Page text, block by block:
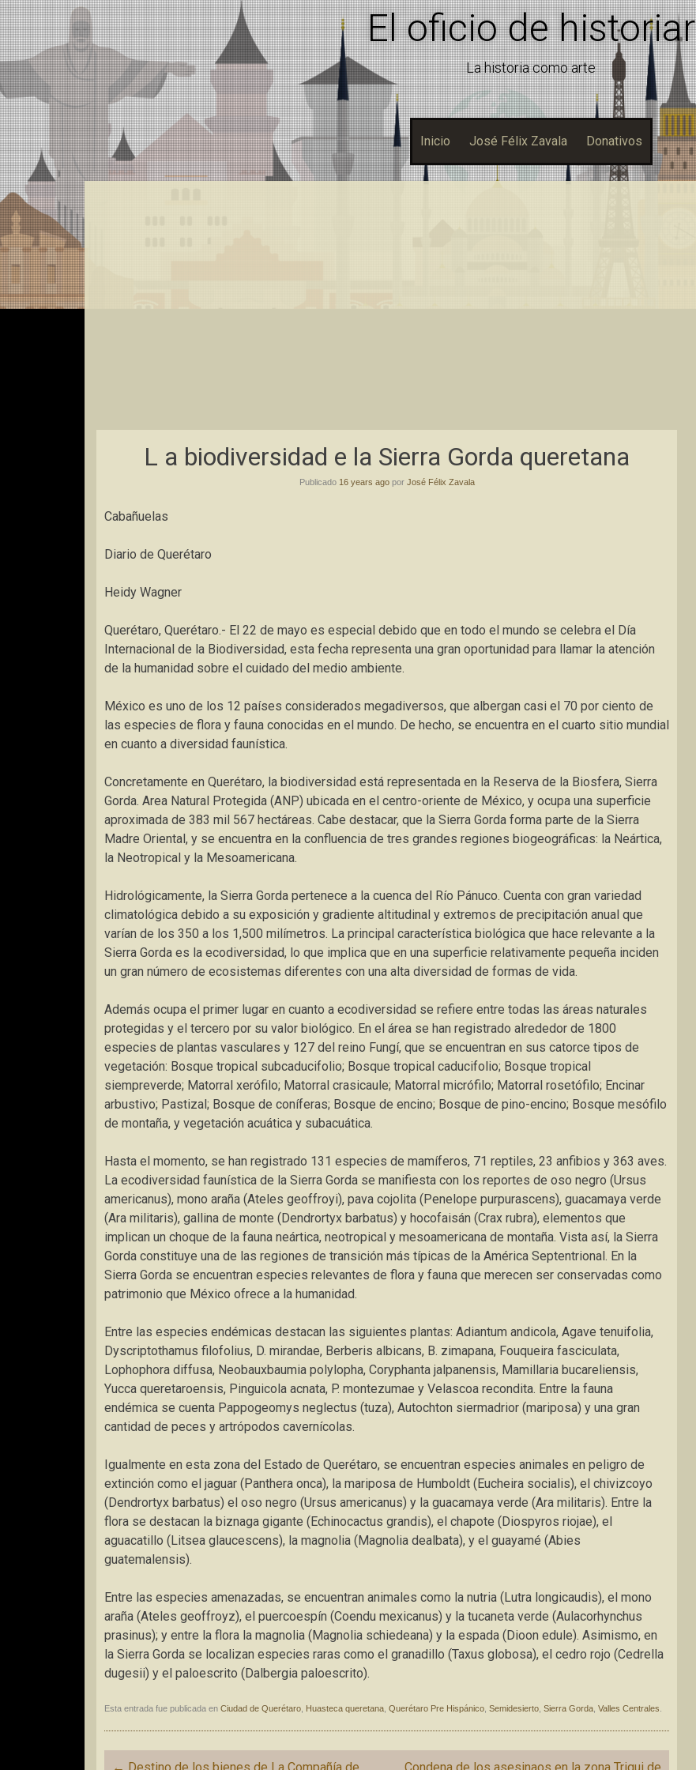
El oficio de historiar
La historia como arte
Inicio José Félix Zavala Donativos
L a biodiversidad e la Sierra Gorda queretana
Publicado 16 years agopor José Félix Zavala
Cabañuelas
Diario de Querétaro
Heidy Wagner
Querétaro, Querétaro.- El 22 de mayo es especial debido que en todo el mundo se celebra el Día
Internacional de la Biodiversidad, esta fecha representa una gran oportunidad para llamar la atención
de la humanidad sobre el cuidado del medio ambiente.
México es uno de los 12 países considerados megadiversos, que albergan casi el 70 por ciento de
las especies de flora y fauna conocidas en el mundo. De hecho, se encuentra en el cuarto sitio mundial
en cuanto a diversidad faunística.
Concretamente en Querétaro, la biodiversidad está representada en la Reserva de la Biosfera, Sierra
Gorda. Area Natural Protegida (ANP) ubicada en el centro-oriente de México, y ocupa una superficie
aproximada de 383 mil 567 hectáreas. Cabe destacar, que la Sierra Gorda forma parte de la Sierra
Madre Oriental, y se encuentra en la confluencia de tres grandes regiones biogeográficas: la Neártica,
la Neotropical y la Mesoamericana.
Hidrológicamente, la Sierra Gorda pertenece a la cuenca del Río Pánuco. Cuenta con gran variedad
climatológica debido a su exposición y gradiente altitudinal y extremos de precipitación anual que
varían de los 350 a los 1,500 milímetros. La principal característica biológica que hace relevante a la
Sierra Gorda es la ecodiversidad, lo que implica que en una superficie relativamente pequeña inciden
un gran número de ecosistemas diferentes con una alta diversidad de formas de vida.
Además ocupa el primer lugar en cuanto a ecodiversidad se refiere entre todas las áreas naturales
protegidas y el tercero por su valor biológico. En el área se han registrado alrededor de 1800
especies de plantas vasculares y 127 del reino Fungí, que se encuentran en sus catorce tipos de
vegetación: Bosque tropical subcaducifolio; Bosque tropical caducifolio; Bosque tropical
siempreverde; Matorral xerófilo; Matorral crasicaule; Matorral micrófilo; Matorral rosetófilo; Encinar
arbustivo; Pastizal; Bosque de coníferas; Bosque de encino; Bosque de pino-encino; Bosque mesófilo
de montaña, y vegetación acuática y subacuática.
Hasta el momento, se han registrado 131 especies de mamíferos, 71 reptiles, 23 anfibios y 363 aves.
La ecodiversidad faunística de la Sierra Gorda se manifiesta con los reportes de oso negro (Ursus
americanus), mono araña (Ateles geoffroyi), pava cojolita (Penelope purpurascens), guacamaya verde
(Ara militaris), gallina de monte (Dendrortyx barbatus) y hocofaisán (Crax rubra), elementos que
implican un choque de la fauna neártica, neotropical y mesoamericana de montaña. Vista así, la Sierra
Gorda constituye una de las regiones de transición más típicas de la América Septentrional. En la
Sierra Gorda se encuentran especies relevantes de flora y fauna que merecen ser conservadas como
patrimonio que México ofrece a la humanidad.
Entre las especies endémicas destacan las siguientes plantas: Adiantum andicola, Agave tenuifolia,
Dyscriptothamus filofolius, D. mirandae, Berberis albicans, B. zimapana, Fouqueira fasciculata,
Lophophora diffusa, Neobauxbaumia polylopha, Coryphanta jalpanensis, Mamillaria bucareliensis,
Yucca queretaroensis, Pinguicola acnata, P. montezumae y Velascoa recondita. Entre la fauna
endémica se cuenta Pappogeomys neglectus (tuza), Autochton siermadrior (mariposa) y una gran
cantidad de peces y artrópodos cavernícolas.
Igualmente en esta zona del Estado de Querétaro, se encuentran especies animales en peligro de
extinción como el jaguar (Panthera onca), la mariposa de Humboldt (Eucheira socialis), el chivizcoyo
(Dendrortyx barbatus) el oso negro (Ursus americanus) y la guacamaya verde (Ara militaris). Entre la
flora se destacan la biznaga gigante (Echinocactus grandis), el chapote (Diospyros riojae), el
aguacatillo (Litsea glaucescens), la magnolia (Magnolia dealbata), y el guayamé (Abies
guatemalensis).
Entre las especies amenazadas, se encuentran animales como la nutria (Lutra longicaudis), el mono
araña (Ateles geoffroyz), el puercoespín (Coendu mexicanus) y la tucaneta verde (Aulacorhynchus
prasinus); y entre la flora la magnolia (Magnolia schiedeana) y la espada (Dioon edule). Asimismo, en
la Sierra Gorda se localizan especies raras como el granadillo (Taxus globosa), el cedro rojo (Cedrella
dugesii) y el paloescrito (Dalbergia paloescrito).
Esta entrada fue publicada en Ciudad de Querétaro Huasteca queretana Querétaro Pre Hispánico Semidesierto Sierra Gorda Valles Centrales
Navegación